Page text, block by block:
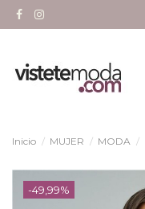
Inicio MUJER MODA
-49,99%